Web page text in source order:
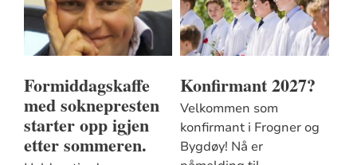
Formiddagskaffe
med soknepresten
starter opp igjen
etter sommeren.
Konfirmant 2027?
Velkommen som
konfirmant i Frogner og
Bygdøy! Nå er